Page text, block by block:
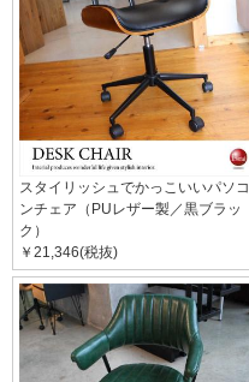
スタイリッシュでかっこいいパソコ
ンチェア（PUレザー製／黒ブラッ
ク）
￥21,346(税抜)